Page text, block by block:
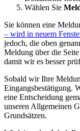
Wählen Sie
Sie können eine
– wird in neuem
jedoch, die oben
Meldung über die
damit wir es besser
Sobald wir Ihre
Eingangsbestätigung.
eine Entscheidung
unseren Allgemeinen
Grundsätzen.